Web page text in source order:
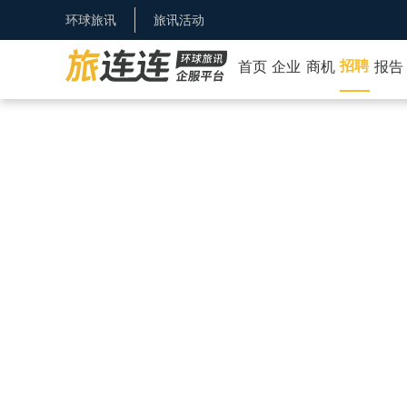
环球旅讯 旅讯活动
首页 企业 商机 招聘 报告